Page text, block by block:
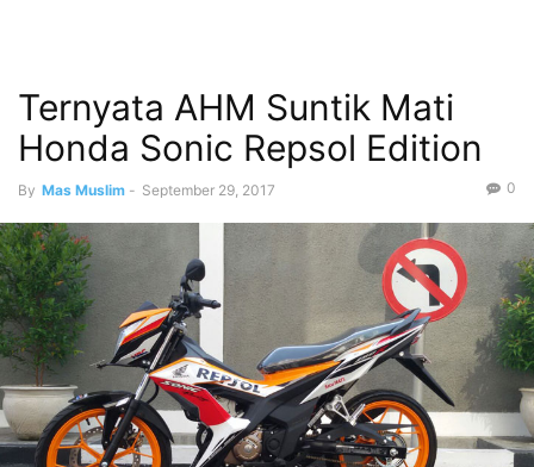
Ternyata AHM Suntik Mati
Honda Sonic Repsol Edition
By Mas Muslim - September 29, 2017 0